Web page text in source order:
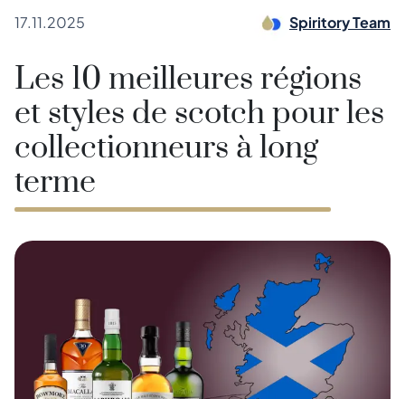
17.11.2025 Spiritory Team
Les 10 meilleures régions
et styles de scotch pour les
collectionneurs à long
terme